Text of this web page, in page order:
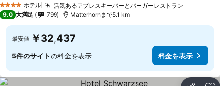
4 ホテルのランク
ホテル 活気あるアプレスキーバーとバーガーレストラン
9.0 大満足 799 Matterhornまで5.1 km
最安値 ￥32,437
5件のサイトの料金を表示 料金を表示